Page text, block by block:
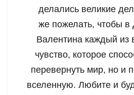
делались великие
же пожелать, чтобы в
Валентина каждый из
чувство, которое
перевернуть мир, но и
вселенную. Любите и